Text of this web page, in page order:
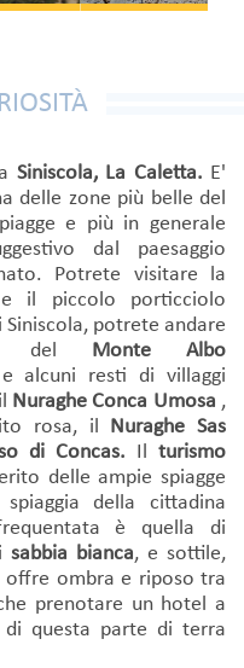
Siniscola, La Caletta. E'
delle zone più belle del
e più in generale
dal paesaggio
Potrete visitare la
il piccolo porticciolo
potrete andare
del Monte Albo
e alcuni resti di villaggi
Nuraghe Conca Umosa ,
rosa, il Nuraghe Sas
di Concas. Il turismo
delle ampie spiagge
della cittadina
è quella di
sabbia bianca, e sottile,
offre ombra e riposo tra
prenotare un hotel a
di questa parte di terra